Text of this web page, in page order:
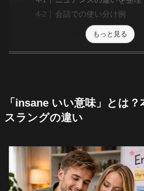
会話での使い分け例
もっと見る
「insane いい意味」とは？
スラングの違い